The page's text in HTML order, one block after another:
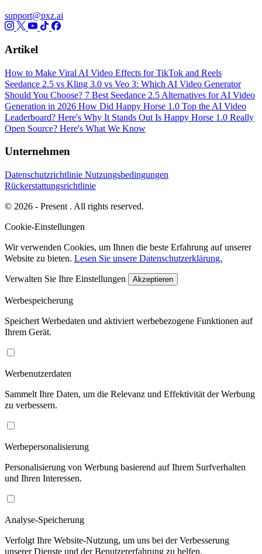
support@pxz.ai
Artikel
How to Make Viral AI Video Effects for TikTok and Reels
Seedance 2.5 vs Kling 3.0 vs Veo 3: Which AI Video Generator
Should You Choose? 7 Best Seedance 2.5 Alternatives for AI Video
Generation in 2026 How Did Happy Horse 1.0 Top the AI Video
Leaderboard? Here's Why It Stands Out Is Happy Horse 1.0 Really
Open Source? Here's What We Know
Unternehmen
Datenschutzrichtlinie Nutzungsbedingungen
Rückerstattungsrichtlinie
© 2026 - Present . All rights reserved.
Cookie-Einstellungen
Wir verwenden Cookies, um Ihnen die beste Erfahrung auf unserer
Website zu bieten. Lesen Sie unsere Datenschutzerklärung.
Verwalten Sie Ihre Einstellungen Akzeptieren
Werbespeicherung
Speichert Werbedaten und aktiviert werbebezogene Funktionen auf
Ihrem Gerät.
Werbenutzerdaten
Sammelt Ihre Daten, um die Relevanz und Effektivität der Werbung
zu verbessern.
Werbepersonalisierung
Personalisierung von Werbung basierend auf Ihrem Surfverhalten
und Ihren Interessen.
Analyse-Speicherung
Verfolgt Ihre Website-Nutzung, um uns bei der Verbesserung
unserer Dienste und der Benutzererfahrung zu helfen.